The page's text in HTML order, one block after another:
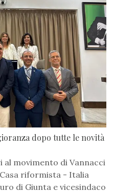
dopo tutte le novità
al movimento di Vannacci
riformista - Italia
di Giunta e vicesindaco